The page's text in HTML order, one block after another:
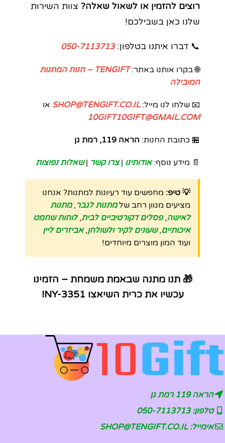
רוצים להזמין או לשאול שאלה? צוות השירות
שלנו כאן בשבילכם!
📞 דברו איתנו בטלפון:050-7113713
🌐 בקרו אותנו באתר:
TENGIFT – חנות המתנות
המובילה
📧 שלחו לנו מייל:SHOP@TENGIFT.CO.IL או
10GIFT10GIFT@GMAIL.COM
🏪 כתובת החנות: הראה 119, רמת גן
📄 מידע נוסף:אודותינו |צרו קשר |שאלות נפוצות
💡 טיפ: מחפשים עוד רעיונות למתנות? אנחנו
מציעים מגוון רחב שלמתנות לגבר,מתנות
לאישה,פסלים דקורטיביים לבית,לוחות שחמט
איכותיים,שעונים לקיר ולשולחן,אביזרים ליין
ועוד המון מוצרים מיוחדים!
🎁 תנו מתנה שבאמת משמחת – הזמינו
עכשיו את כרית השיאצו NY-3351!
הראה 119 רמת גן
טלפון: 050-7113713
אימייל: SHOP@TENGIFT.CO.IL